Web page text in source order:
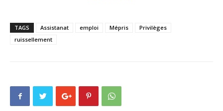
TAGS Assistanat emploi Mépris
Privilèges
ruissellement